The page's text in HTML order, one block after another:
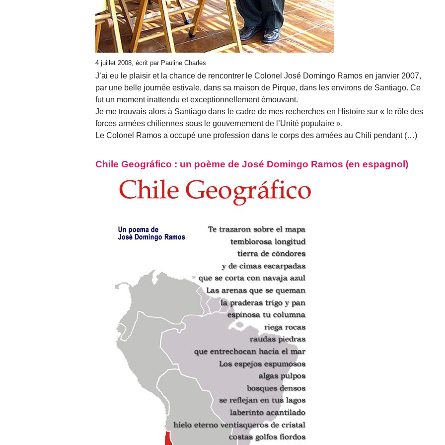
4 juillet 2008, écrit par Pauline Charles
J’ai eu le plaisir et la chance de rencontrer le Colonel José Domingo Ramos en janvier 2007,
par une belle journée estivale, dans sa maison de Pirque, dans les environs de Santiago. Ce
fut un moment inattendu et exceptionnellement émouvant.
Je me trouvais alors à Santiago dans le cadre de mes recherches en Histoire sur « le rôle des
forces armées chiliennes sous le gouvernement de l’Unité populaire ».
Le Colonel Ramos a occupé une profession dans le corps des armées au Chili pendant (…)
Chile Geográfico : un poème de José Domingo Ramos (en espagnol)